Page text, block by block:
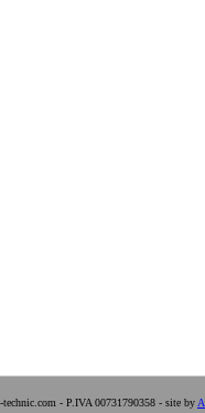
- P.IVA 00731790358 - site by